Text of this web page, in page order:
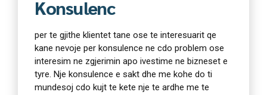
Konsulenc
per te gjithe klientet tane ose te interesuarit qe
kane nevoje per konsulence ne cdo problem ose
interesim ne zgjerimin apo ivestime ne bizneset e
tyre. Nje konsulence e sakt dhe me kohe do ti
mundesoj cdo kujt te kete nje te ardhe me te